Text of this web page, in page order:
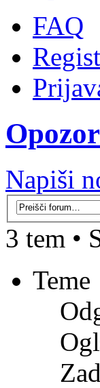
FAQ
Napiši
3 tem •
Teme